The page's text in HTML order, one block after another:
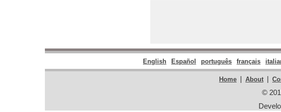
English Español português français
Home | About |
©